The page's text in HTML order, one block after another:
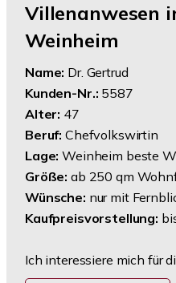
Villenanwesen
Weinheim
Name: Dr. Gertrud
Kunden-Nr.: 5587
Alter: 47
Beruf: Chefvolkswirtin
Lage:Weinheim beste
Größe: ab 250 qm
Wünsche: nur mit
Kaufpreisvorstellung:
Ich interessiere mich für